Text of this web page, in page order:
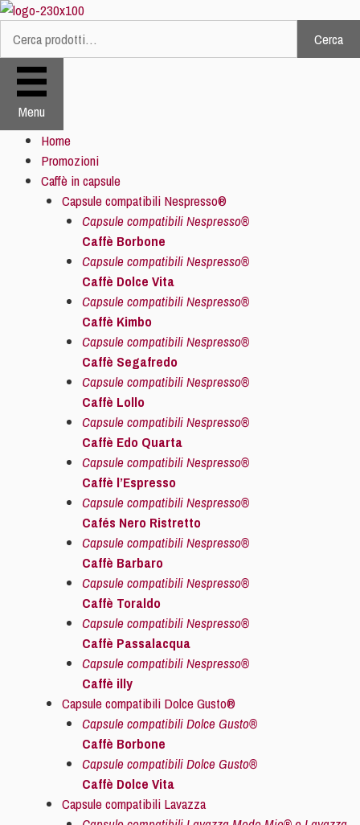
Vai
contenuto
Cerca: Cerca
Menu
Home
Promozioni
Caffè in capsule
Capsule compatibili Nespresso®
Capsule compatibili Nespresso®
Caffè Borbone
Capsule compatibili Nespresso®
Caffè Dolce Vita
Capsule compatibili Nespresso®
Caffè Kimbo
Capsule compatibili Nespresso®
Caffè Segafredo
Capsule compatibili Nespresso®
Caffè Lollo
Capsule compatibili Nespresso®
Caffè Edo Quarta
Capsule compatibili Nespresso®
Caffè l’Espresso
Capsule compatibili Nespresso®
Cafés Nero Ristretto
Capsule compatibili Nespresso®
Caffè Barbaro
Capsule compatibili Nespresso®
Caffè Toraldo
Capsule compatibili Nespresso®
Caffè Passalacqua
Capsule compatibili Nespresso®
Caffè illy
Capsule compatibili Dolce Gusto®
Capsule compatibili Dolce Gusto®
Caffè Borbone
Capsule compatibili Dolce Gusto®
Caffè Dolce Vita
Capsule compatibili Lavazza